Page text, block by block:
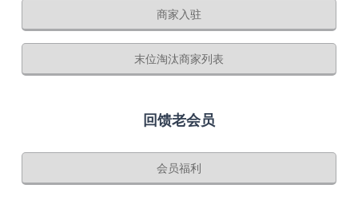
商家入驻
末位淘汰商家列表
回馈老会员
会员福利